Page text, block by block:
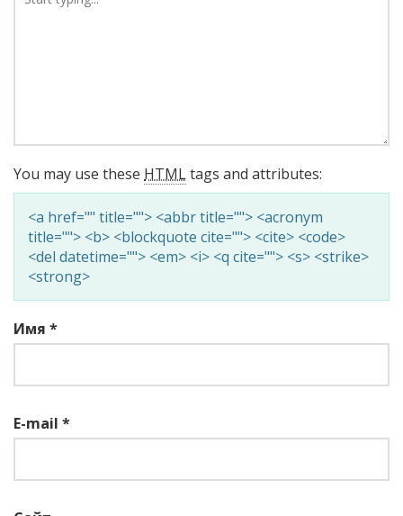
You may use these HTMLtags and attributes:
<a href="" title=""> <abbr title=""> <acronym
title=""> <b> <blockquote cite=""> <cite> <code>
<del datetime=""> <em> <i> <q cite=""> <s> <strike>
<strong>
Имя *
E-mail *